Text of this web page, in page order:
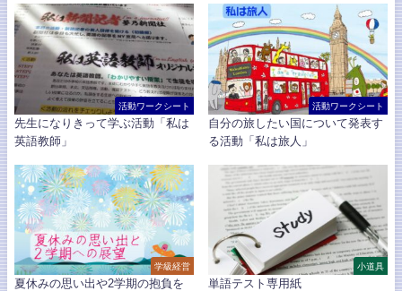
活動ワークシート
先生になりきって学ぶ活動「私は
英語教師」
活動ワークシート
自分の旅したい国について発表す
る活動「私は旅人」
学級経営
夏休みの思い出や2学期の抱負を
小道具
単語テスト専用紙